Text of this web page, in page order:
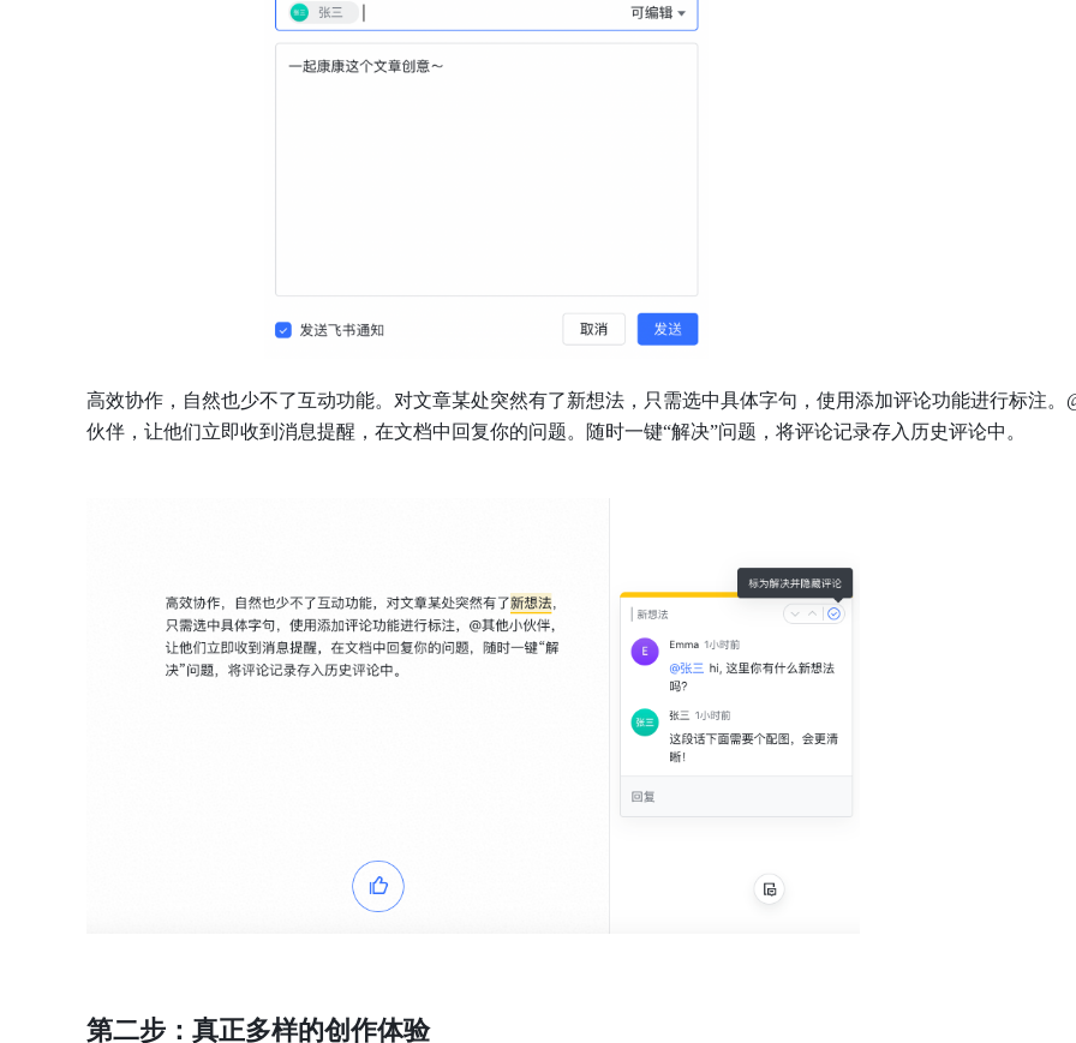
高效协作，自然也少不了互动功能。对文章某处突然有了新想法，只需选中具体字句，使用添加评论功能进行标注。
伙伴，让他们立即收到消息提醒，在文档中回复你的问题。随时一键“解决”问题，将评论记录存入历史评论中。
第二步：真正多样的创作体验